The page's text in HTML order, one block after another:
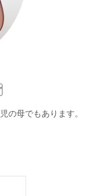
の母でもあります。